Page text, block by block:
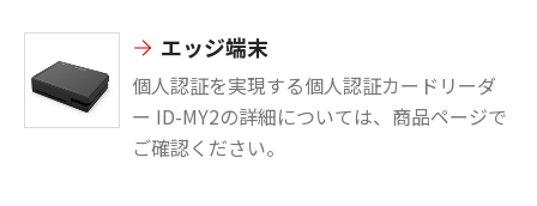
エッジ端末
個人認証を実現する個人認証カードリーダ
ー ID-MY2の詳細については、商品ページで
ご確認ください。